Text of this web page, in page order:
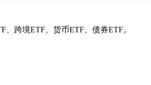
跨境ETF、货币ETF、债券ETF。